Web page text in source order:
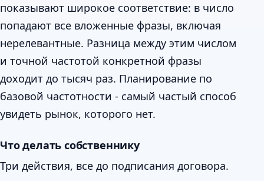
показывают широкое соответствие: в число
попадают все вложенные фразы, включая
нерелевантные. Разница между этим числом
и точной частотой конкретной фразы
доходит до тысяч раз. Планирование по
базовой частотности - самый частый способ
увидеть рынок, которого нет.
Что делать собственнику
Три действия, все до подписания договора.